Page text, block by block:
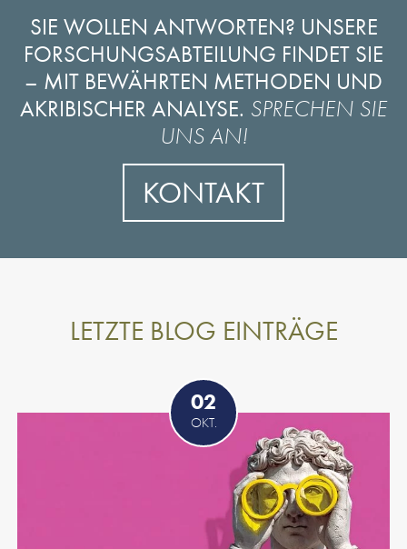
SIE WOLLEN ANTWORTEN? UNSERE
FORSCHUNGSABTEILUNG FINDET SIE
– MIT BEWÄHRTEN METHODEN UND
AKRIBISCHER ANALYSE. SPRECHEN SIE
UNS AN!
KONTAKT
LETZTE BLOG EINTRÄGE
02
OKT.